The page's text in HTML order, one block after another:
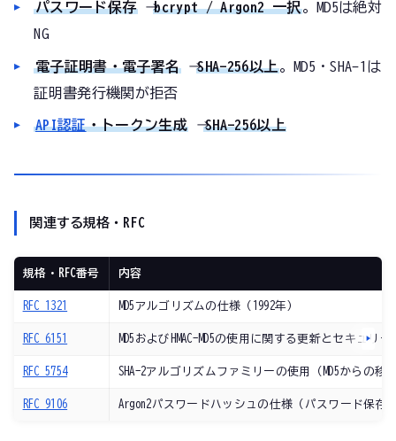
パスワード保存→bcrypt / Argon2 一択。MD5は絶対
NG
電子証明書・電子署名→SHA-256以上。MD5・SHA-1は
証明書発行機関が拒否
API認証・トークン生成 →SHA-256以上
関連する規格・RFC
規格・RFC番号 内容
RFC 1321 MD5アルゴリズムの仕様（1992年）
RFC 6151 MD5およびHMAC-MD5の使用に関する更新とセキュリ
RFC 5754 SHA-2アルゴリズムファミリーの使用（MD5からの移
RFC 9106 Argon2パスワードハッシュの仕様（パスワード保存